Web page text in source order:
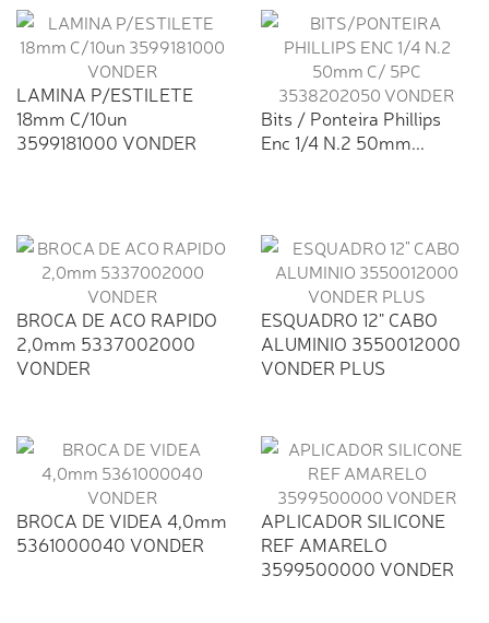
LAMINA P/ESTILETE
18mm C/10un
3599181000 VONDER
Bits / Ponteira Phillips
Enc 1/4 N.2 50mm...
BROCA DE ACO RAPIDO
2,0mm 5337002000
VONDER
ESQUADRO 12" CABO
ALUMINIO 3550012000
VONDER PLUS
BROCA DE VIDEA 4,0mm
5361000040 VONDER
APLICADOR SILICONE
REF AMARELO
3599500000 VONDER